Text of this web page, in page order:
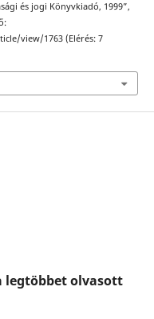
és jogi Könyvkiadó, 1999”,
view/1763 (Elérés: 7
legtöbbet olvasott